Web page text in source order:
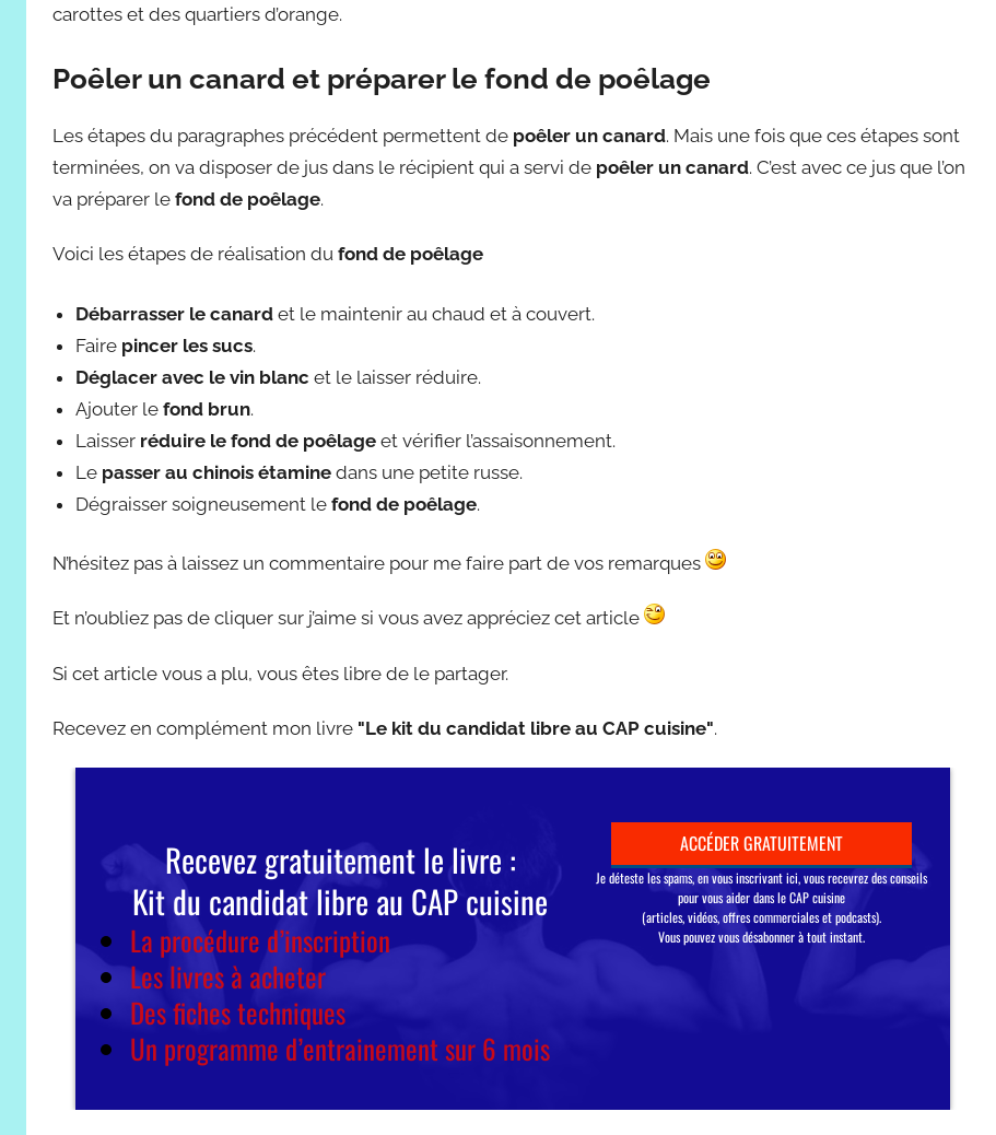
carottes et des quartiers d’orange.
Poêler un canard et préparer le fond de poêlage
Les étapes du paragraphes précédent permettent de poêler un canard. Mais une fois que ces étapes sont
terminées, on va disposer de jus dans le récipient qui a servi de poêler un canard. C’est avec ce jus que l’on
va préparer le fond de poêlage.
Voici les étapes de réalisation du fond de poêlage
Débarrasser le canard et le maintenir au chaud et à couvert.
Faire pincer les sucs.
Déglacer avec le vin blanc et le laisser réduire.
Ajouter lefond brun.
Laisser réduire le fond de poêlage et vérifier l’assaisonnement.
Le passer au chinois étamine dans une petite russe.
Dégraisser soigneusement lefond de poêlage.
N’hésitez pas à laissez un commentaire pour me faire part de vos remarques
Et n’oubliez pas de cliquer sur j’aime si vous avez appréciez cet article
Si cet article vous a plu, vous êtes libre de le partager.
Recevez en complément mon livre "Le kit du candidat libre au CAP cuisine".